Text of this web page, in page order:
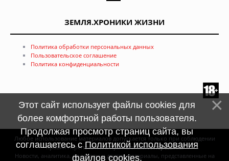
ЗЕМЛЯ.ХРОНИКИ ЖИЗНИ
Политика обработки персональных данных
Пользовательское соглашение
Политика конфиденциальности
Любое использование материалов допускается только при соблюдении
правил перепечатки и при наличиигиперссылки
Новости, аналитика, прогнозы и другие материалы, представленные на
Этот сайт использует файлы cookies для
более комфортной работы пользователя.
Продолжая просмотр страниц сайта, вы
соглашаетесь сПолитикой использования
файлов cookies.